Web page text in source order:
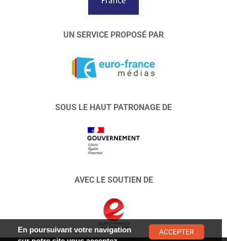
UN SERVICE PROPOSÉ PAR
SOUS LE HAUT PATRONAGE DE
AVEC LE SOUTIEN DE
En poursuivant votre navigation
ACCEPTER